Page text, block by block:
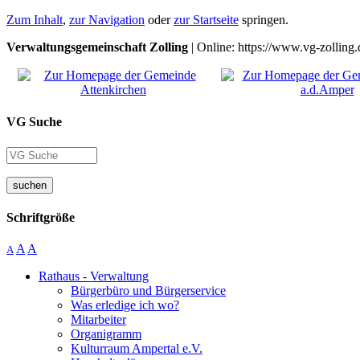
Zum Inhalt, zur Navigation oderzur Startseite springen.
Verwaltungsgemeinschaft Zolling | Online: https://www.vg-
VG Suche
suchen
Schriftgröße
A A A
Rathaus - Verwaltung
Bürgerbüro und Bürgerservice
Was erledige ich wo?
Mitarbeiter
Organigramm
Kulturraum Ampertal e.V.